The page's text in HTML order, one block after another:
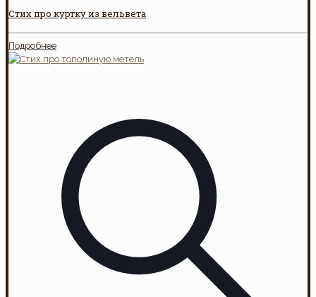
Стих про куртку из вельвета
Подробнее